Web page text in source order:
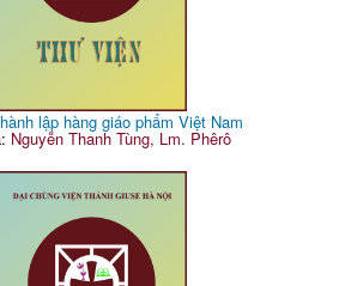
lập hàng giáo phẩm Việt Nam
Nguyễn Thanh Tùng, Lm. Phêrô